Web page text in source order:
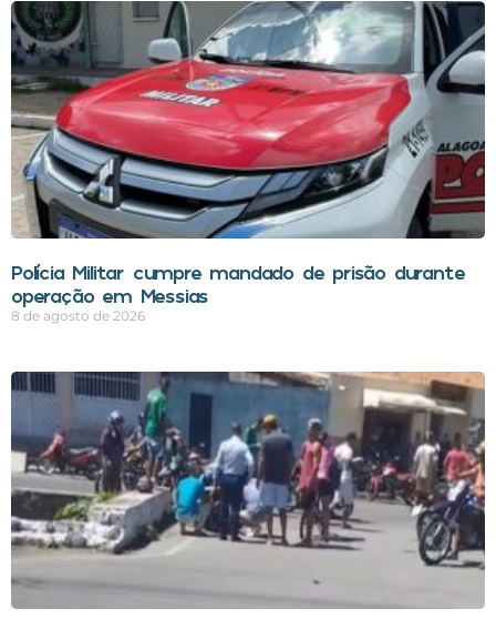
Polícia Militar cumpre mandado de prisão durante
operação em Messias
8 de agosto de 2026